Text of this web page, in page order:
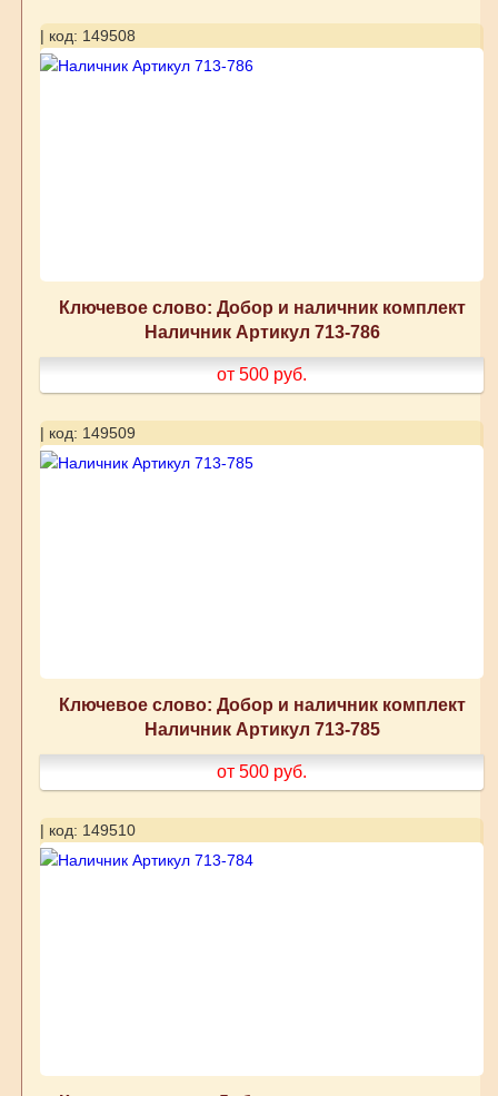
| код: 149508
Ключевое слово: Добор и наличник комплект
Наличник Артикул 713-786
от 500 руб.
| код: 149509
Ключевое слово: Добор и наличник комплект
Наличник Артикул 713-785
от 500 руб.
| код: 149510